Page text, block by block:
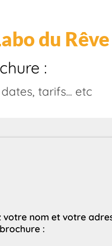
du Rêve
:
tarifs... etc
votre nom et votre
: